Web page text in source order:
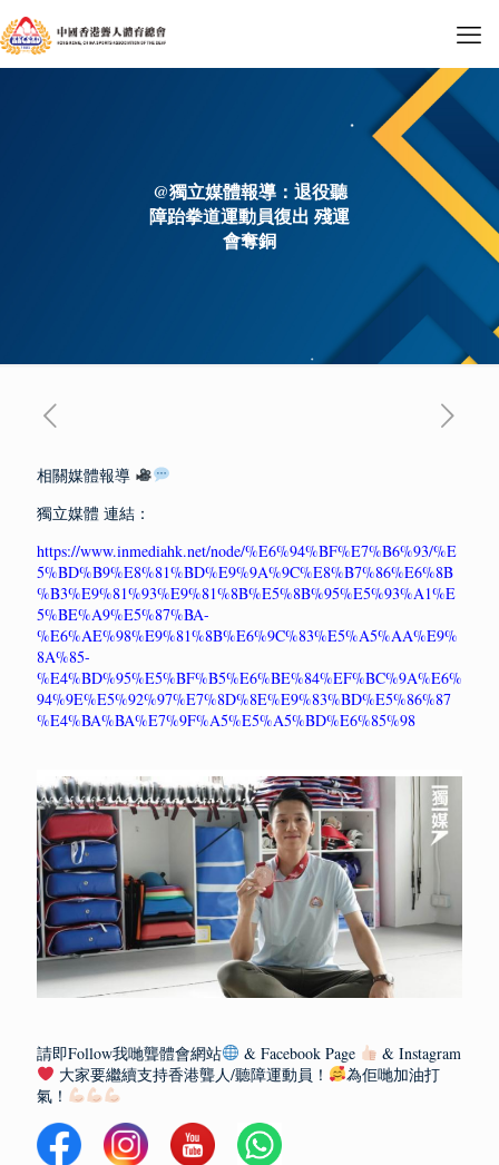
@獨立媒體報導：退役聽
障跆拳道運動員復出 殘運
會奪銅
相關媒體報導
獨立媒體 連結：
https://www.inmediahk.net/node/%E6%94%BF%E7%B6%93/%E
5%BD%B9%E8%81%BD%E9%9A%9C%E8%B7%86%E6%8B
%B3%E9%81%93%E9%81%8B%E5%8B%95%E5%93%A1%E
5%BE%A9%E5%87%BA-
%E6%AE%98%E9%81%8B%E6%9C%83%E5%A5%AA%E9%
8A%85-
%E4%BD%95%E5%BF%B5%E6%BE%84%EF%BC%9A%E6%
94%9E%E5%92%97%E7%8D%8E%E9%83%BD%E5%86%87
%E4%BA%BA%E7%9F%A5%E5%A5%BD%E6%85%98
請即Follow我哋聾體會網站 & Facebook Page
& Instagram
大家要繼續支持香港聾人/聽障運動員！
為佢哋加油打
氣！